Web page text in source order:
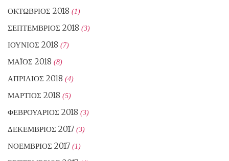
ΟΚΤΏΒΡΙΟΣ 2018 (1)
ΣΕΠΤΈΜΒΡΙΟΣ 2018 (3)
ΙΟΎΝΙΟΣ 2018 (7)
ΜΆΙΟΣ 2018 (8)
ΑΠΡΊΛΙΟΣ 2018 (4)
ΜΆΡΤΙΟΣ 2018 (5)
ΦΕΒΡΟΥΆΡΙΟΣ 2018 (3)
ΔΕΚΈΜΒΡΙΟΣ 2017 (3)
ΝΟΈΜΒΡΙΟΣ 2017 (1)